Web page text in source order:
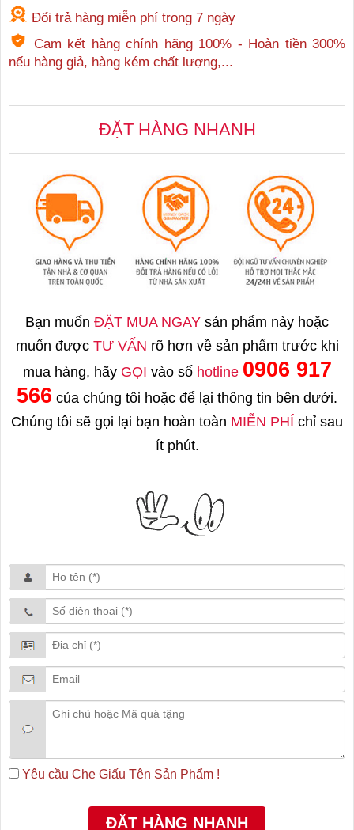
Đổi trả hàng miễn phí trong 7 ngày
Cam kết hàng chính hãng 100% - Hoàn tiền 300%
nếu hàng giả, hàng kém chất lượng,...
ĐẶT HÀNG NHANH
Bạn muốn ĐẶT MUA NGAY sản phẩm này hoặc
muốn được TƯ VẤN rõ hơn về sản phẩm trước khi
mua hàng, hãy GỌI vào số hotline 0906 917
566 của chúng tôi hoặc để lại thông tin bên dưới.
Chúng tôi sẽ gọi lại bạn hoàn toàn MIỄN PHÍ chỉ sau
ít phút.
Yêu cầu Che Giấu Tên Sản Phẩm !